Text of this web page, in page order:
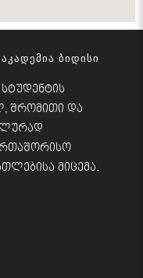
Ბიდისი
შრომითი და
მიცემა.